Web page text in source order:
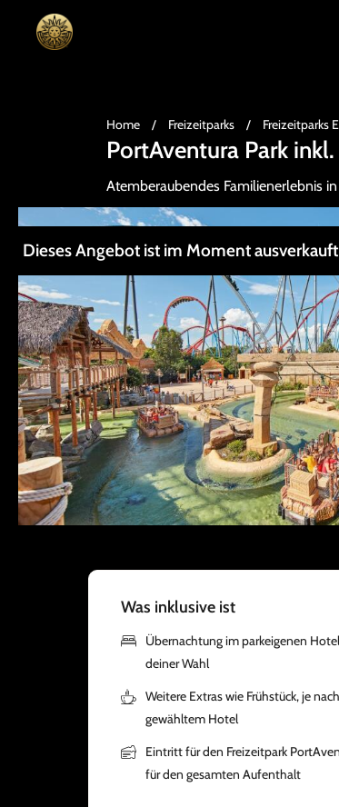
Home / Freizeitparks / Freizeitparks
PortAventura Park
Atemberaubendes Familienerlebnis
Dieses Angebot ist im Moment ausverkauft
Was inklusive ist
Übernachtung im parkeigenen Hotel
deiner Wahl
Weitere Extras wie Frühstück, je nach
gewähltem Hotel
Eintritt für den Freizeitpark
für den gesamten Aufenthalt